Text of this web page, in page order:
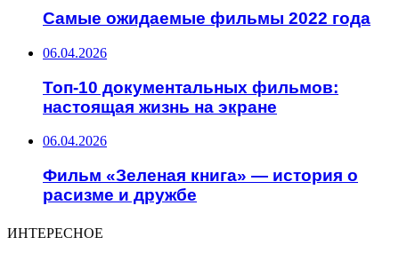
Самые ожидаемые фильмы 2022 года
06.04.2026
Топ-10 документальных фильмов:
настоящая жизнь на экране
06.04.2026
Фильм «Зеленая книга» — история о
расизме и дружбе
ИНТЕРЕСНОЕ